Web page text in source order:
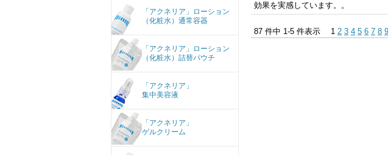
「アクネリア」ローション
（化粧水）通常容器
「アクネリア」ローション
（化粧水）詰替パウチ
「アクネリア」
集中美容液
「アクネリア」
ゲルクリーム
効果を実感しています。。
87 件中 1-5 件表示 1 2 3 4 5 6 7 8 9